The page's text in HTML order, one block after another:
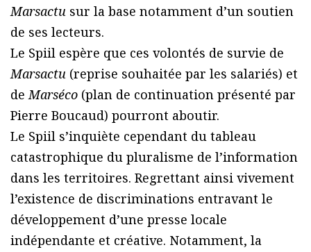
Marsactu sur la base notamment d’un soutien
de ses lecteurs.
Le Spiil espère que ces volontés de survie de
Marsactu (reprise souhaitée par les salariés) et
deMarséco (plan de continuation présenté par
Pierre Boucaud) pourront aboutir.
Le Spiil s’inquiète cependant du tableau
catastrophique du pluralisme de l’information
dans les territoires. Regrettant ainsi vivement
l’existence de discriminations entravant le
développement d’une presse locale
indépendante et créative. Notamment, la